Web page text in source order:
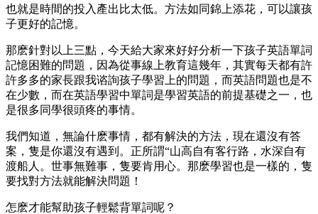
也就是時間的投入產出比太低。方法如同錦上添花，可以讓孩
子更好的記憶。
那麽針對以上三點，今天給大家來好好分析一下孩子英語單詞
記憶困難的問題，因為從事線上教育這幾年，其實每天都有許
許多多的家長跟我谘詢孩子學習上的問題，而英語問題也是不
在少數，而在英語學習中單詞是學習英語的前提基礎之一，也
是很多同學很頭疼的事情。
我們知道，無論什麽事情，都有解決的方法，現在還沒有答
案，隻是你還沒有遇到。正所謂“山高自有客行路，水深自有
渡船人。世事無難事，隻要肯用心。那麽學習也是一樣的，隻
要找對方法就能解決問題！
怎麽才能幫助孩子輕鬆背單詞呢？